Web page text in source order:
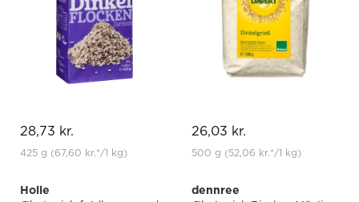
28,73 kr.
425 g (67,60 kr.*/1 kg)
26,03 kr.
500 g (52,06 kr.*/1 kg)
Holle
dennree